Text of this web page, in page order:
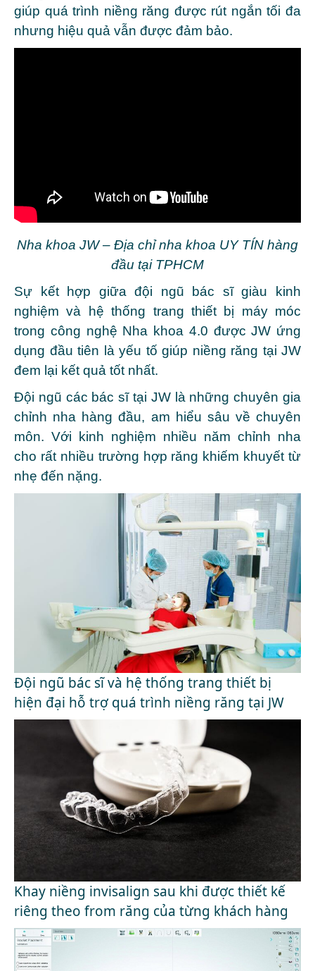
giúp quá trình niềng răng được rút ngắn tối đa
nhưng hiệu quả vẫn được đảm bảo.
Nha khoa JW – Địa chỉ nha khoa UY TÍN hàng
đầu tại TPHCM
Sự kết hợp giữa đội ngũ bác sĩ giàu kinh
nghiệm và hệ thống trang thiết bị máy móc
trong công nghệ Nha khoa 4.0 được JW ứng
dụng đầu tiên là yếu tố giúp niềng răng tại JW
đem lại kết quả tốt nhất.
Đội ngũ các bác sĩ tại JW là những chuyên gia
chỉnh nha hàng đầu, am hiểu sâu về chuyên
môn. Với kinh nghiệm nhiều năm chỉnh nha
cho rất nhiều trường hợp răng khiếm khuyết từ
nhẹ đến nặng.
Đội ngũ bác sĩ và hệ thống trang thiết bị
hiện đại hỗ trợ quá trình niềng răng tại JW
Khay niềng invisalign sau khi được thiết kế
riêng theo from răng của từng khách hàng